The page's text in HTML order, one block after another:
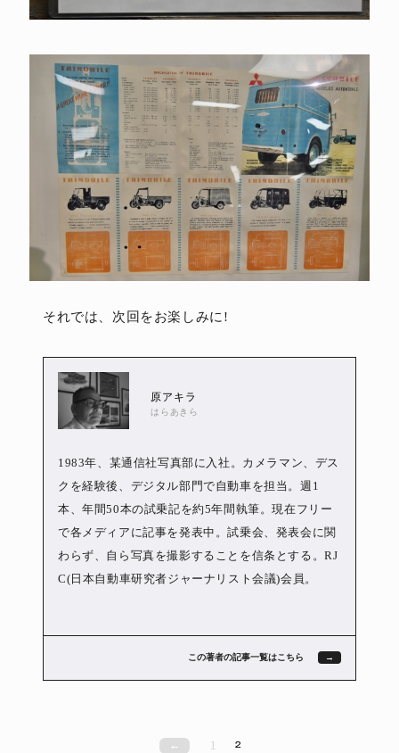
それでは、次回をお楽しみに!
原アキラ
はらあきら
1983年、某通信社写真部に入社。カメラマン、デス
クを経験後、デジタル部門で自動車を担当。週1
本、年間50本の試乗記を約5年間執筆。現在フリー
で各メディアに記事を発表中。試乗会、発表会に関
わらず、自ら写真を撮影することを信条とする。RJ
C(日本自動車研究者ジャーナリスト会議)会員。
この著者の記事一覧はこちら
← 1 2